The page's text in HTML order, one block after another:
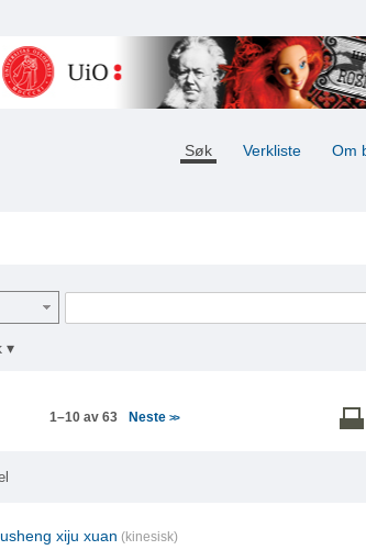
Søk Verkliste Om
▾
1–10 av 63 Neste>>
xiju xuan (kinesisk)